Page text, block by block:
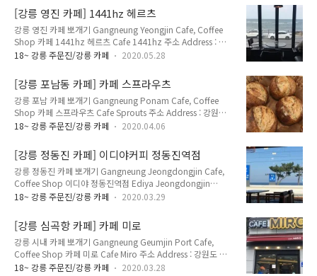
Opening Hours : 매일 Everyday 09:30~22:00 메뉴 및 가격
Menu with Prices : 아메리카노 Americano 4,500원 카페라떼
Cafe Latte 5,000원 카페모카 Cafe Mocha 5,000원 바닐라라
떼 Vanilla Latte 5,000원 아이스티 Ice Tea 5,500원 소돌항,
소돌아들바위공원 입구에 있는 카페. 최근에 생겼는데..
[강릉 영진 카페] 1441hz 헤르츠
강릉 영진 카페 뽀개기 Gangneung Yeongjin Cafe, Coffee
Shop 카페 1441hz 헤르츠 Cafe 1441hz 주소 Address : 강
원도 강릉시 연곡면 해안로 1441-1 (영진리 72-13) 1441-1,
영업 시간 Opening Hours : 매일 Everyday 11:00~21:00 매
주 수요일 휴무 Closed Every Wednesday 메뉴 및 가격 Menu
with Prices : 아메리카노 Americano 4,100원 카페라떼 Cafe
Latte 4,600원 카페모카 Cafe Mocha 5,100원 바닐라라떼
Vanilla Latte 5,100원 아이스티 Ice Tea 4,..
18~ 강릉 주문진/강릉 카페 2020.05.28
[강릉 포남동 카페] 카페 스프라우츠
강릉 포남 카페 뽀개기 Gangneung Ponam Cafe, Coffee
Shop 카페 스프라우츠 Cafe Sprouts 주소 Address : 강원도
강릉시 하평5길 17 (포남동 1307-3) 17, Hapyeong 5-gil,
화요일~토요일 Tuesday~Saturday 11:00~20:00 매주 일요
일, 월요일 휴무 Closed Every Sunday, Monday 메뉴 및 가격
Menu with Prices : 아메리카노 Americano 3,500원 카페라떼
Cafe Latte 4,000원 바닐라라떼 Vanilla Latte 4,500원 샤워
도우 Sour Dough (Loaf) 7,000원 샤워도우 반쪽 So..
18~ 강릉 주문진/강릉 카페 2020.04.06
[강릉 정동진 카페] 이디야커피 정동진역점
강릉 정동진 카페 뽀개기 Gangneung Jeongdongjin Cafe,
Coffee Shop 이디야 정동진역점 Ediya Jeongdongjin
Station Branch 주소 Address : 강원도 강릉시 강동면 정동역
Gangdong-myeon, Gangneung-si, Gangwon-do 전화
Telephone : 033-645-0804 영업 시간 Opening Hours : 평일
Weekday 08:00~18:00 주말 Weekend 04:00~19:00 메뉴
및 가격 Menu with Prices : 아메리카노 Americano 3,200원
카페라떼 Cafe Latte 3,700원 카페모카 Cafe Mocha 3,90..
18~ 강릉 주문진/강릉 카페 2020.03.29
[강릉 심곡항 카페] 카페 미로
강릉 시내 카페 뽀개기 Gangneung Geumjin Port Cafe,
Coffee Shop 카페 미로 Cafe Miro 주소 Address : 강원도 강
릉시 강동면 헌화로 648-5 (심곡리 112) 648-5, Heonhwa-ro
18~ 강릉 주문진/강릉 카페 2020.03.28